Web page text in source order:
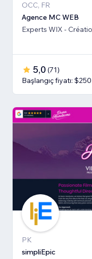
OCC, FR
Agence MC WEB
Experts WIX -
5,0 (71)
Başlangıç fiyatı: $250
PK
simpliEpic